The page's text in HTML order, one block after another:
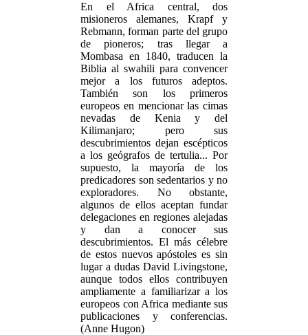
En el Africa central, dos
misioneros alemanes, Krapf y
Rebmann, forman parte del grupo
de pioneros; tras llegar a
Mombasa en 1840, traducen la
Biblia al swahili para convencer
mejor a los futuros adeptos.
También son los primeros
europeos en mencionar las cimas
nevadas de Kenia y del
Kilimanjaro; pero sus
descubrimientos dejan escépticos
a los geógrafos de tertulia... Por
supuesto, la mayoría de los
predicadores son sedentarios y no
exploradores. No obstante,
algunos de ellos aceptan fundar
delegaciones en regiones alejadas
y dan a conocer sus
descubrimientos. El más célebre
de estos nuevos apóstoles es sin
lugar a dudas David Livingstone,
aunque todos ellos contribuyen
ampliamente a familiarizar a los
europeos con Africa mediante sus
publicaciones y conferencias.
(Anne Hugon)